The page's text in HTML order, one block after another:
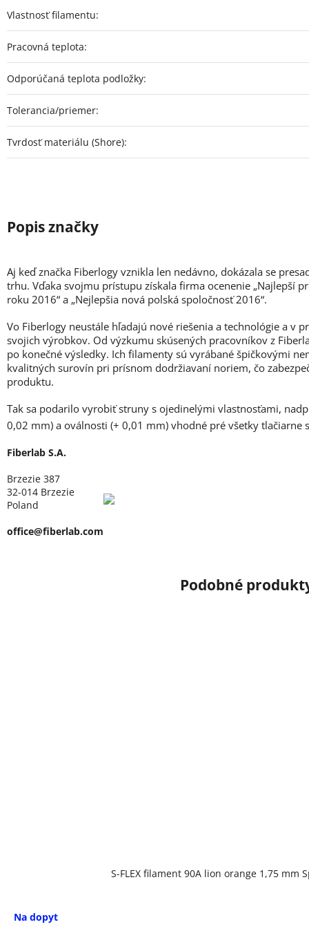
Vlastnosť filamentu:
Pracovná teplota:
Odporúčaná teplota podložky:
Tolerancia/priemer:
Tvrdosť materiálu (Shore):
S-FLEX filament 90A lion orange 1,75 mm
Na dopyt
Aj keď značka Fiberlogy vznikla len nedávno, dokázala se
trhu. Vďaka svojmu prístupu získala firma ocenenie „Najlepší
roku 2016“ a „Nejlepšia nová polská spoločnosť 2016“.
Vo Fiberlogy neustále hľadajú nové riešenia a technológie a v
svojich výrobkov. Od výzkumu skúsených pracovníkov z
po konečné výsledky. Ich filamenty sú vyrábané špičkovými
kvalitných surovín pri prísnom dodržiavaní noriem, čo
produktu.
Tak sa podarilo vyrobiť struny s ojedinelými vlastnosťami,
0,02 mm) a oválnosti (+ 0,01 mm) vhodné pré všetky tlačiarne
Fiberlab S.A.
Brzezie 387
32-014 Brzezie
Poland
office@fiberlab.com